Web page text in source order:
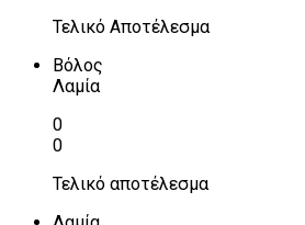
Τελικό Αποτέλεσμα
Βόλος
Λαμία
0
0
Τελικό αποτέλεσμα